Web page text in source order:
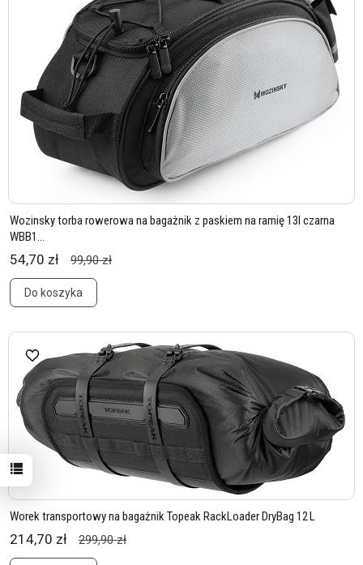
Wozinsky torba rowerowa na bagażnik z paskiem na ramię 13l czarna
WBB1...
54,70 zł 99,90 zł
Do koszyka
Worek transportowy na bagażnik Topeak RackLoader DryBag 12 L
214,70 zł 299,90 zł